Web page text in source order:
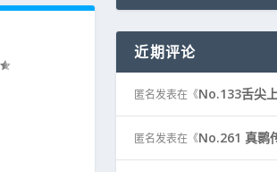
近期评论
匿名发表在《No.133舌尖
匿名发表在《No.261 真鹮